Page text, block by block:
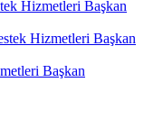
Hizmetleri Başkan
Hizmetleri Başkan
Başkan